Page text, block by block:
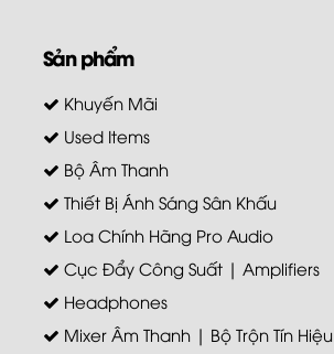
Sản phẩm
Khuyến Mãi
Used Items
Bộ Âm Thanh
Thiết Bị Ánh Sáng Sân Khấu
Loa Chính Hãng Pro Audio
Cục Đẩy Công Suất | Amplifiers
Headphones
Mixer Âm Thanh | Bộ Trộn Tín Hiệu